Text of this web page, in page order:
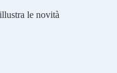
le novità